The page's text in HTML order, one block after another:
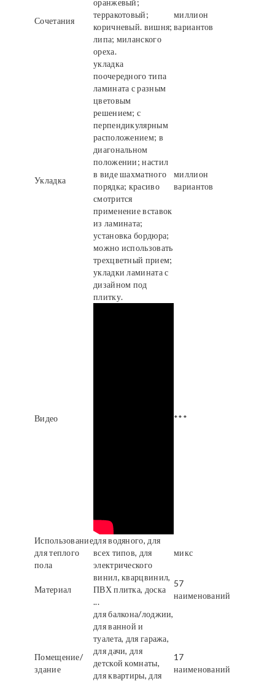
Сочетания
оранжевый;
терракотовый;
коричневый. вишня;
липа; миланского
ореха.
миллион
вариантов
Укладка
укладка
поочередного типа
ламината с разным
цветовым
решением; с
перпендикулярным
расположением; в
диагональном
положении; настил
в виде шахматного
порядка; красиво
смотрится
применение вставок
из ламината;
установка бордюра;
можно использовать
трехцветный прием;
укладки ламината с
дизайном под
плитку.
миллион
вариантов
Видео ***
Использование
для теплого
пола
для водяного, для
всех типов, для
электрического
микс
Материал
винил, кварцвинил,
ПВХ плитка, доска
...
57
наименований
Помещение/
здание
для балкона/лоджии,
для ванной и
туалета, для гаража,
для дачи, для
детской комнаты,
для квартиры, для
17
наименований